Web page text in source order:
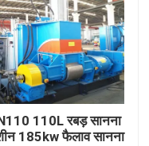
110L रबड़ सानना
185kw फैलाव सानना